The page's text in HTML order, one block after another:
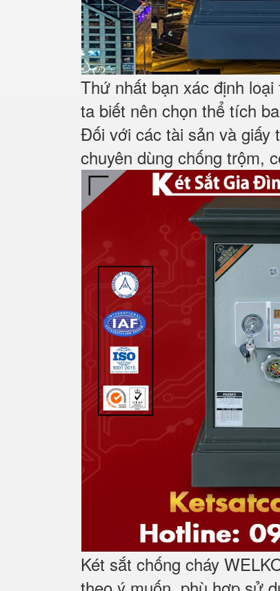
Thứ nhất bạn xác định
ta biết nên chọn thể tích
Đối với các tài sản và giấy
chuyên dùng chống trộm,
Két sắt chống cháy